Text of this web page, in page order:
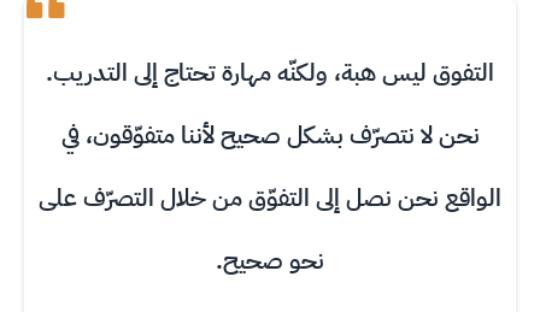
التفوق ليس هبة، ولكنّه مهارة تحتاج إلى التدريب.
نحن لا نتصرّف بشكل صحيح لأننا متفوّقون، في
الواقع نحن نصل إلى التفوّق من خلال التصرّف على
نحو صحيح.